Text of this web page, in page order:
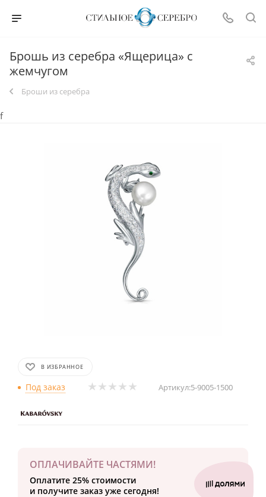
Брошь из серебра «Ящерица» с
жемчугом
Броши из серебра
f
В ИЗБРАННОЕ
Под заказ Артикул:5-9005-1500
ОПЛАЧИВАЙТЕ ЧАСТЯМИ!
Оплатите 25% стоимости
и получите заказ уже сегодня!